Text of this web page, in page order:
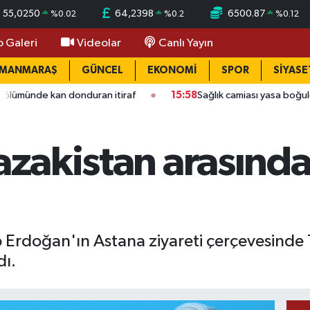
55,0250 %0.02 64,2398 %0.2 6500.87 %0.12
Galeri Videolar Canlı Yayın
GÜNCEL EKONOMİ SPOR
donduran itiraf 15:58 Sağlık camiası yasa boğuldu:
Erdoğan'ın Astana ziyareti çerçevesinde